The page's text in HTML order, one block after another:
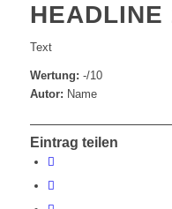
HEADLINE
Text
Wertung: -/10
Autor: Name
Eintrag teilen